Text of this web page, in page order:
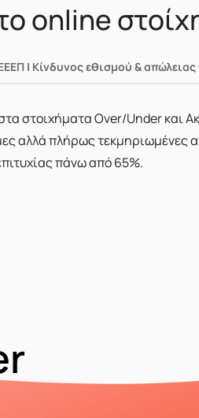
online
| Κίνδυνος εθισμού &
στα στοιχήματα Over/Under
αλλά πλήρως τεκμηριωμένες
πάνω από 65%.